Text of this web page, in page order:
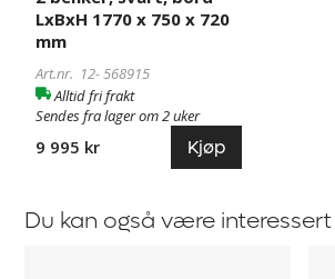
720
mm
LxBxH 1770 x 750 x 720
mm
Art.nr. 12-568915
Alltid fri frakt
Sendes fra lager om 2 uker
9 995 kr Kjøp
Du kan også være interessert